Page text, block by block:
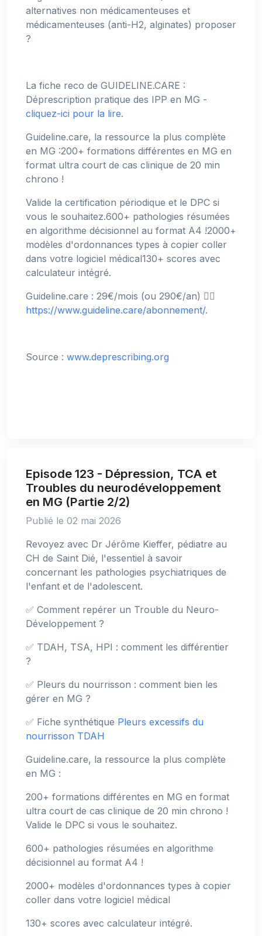
alternatives non médicamenteuses et
médicamenteuses (anti-H2, alginates) proposer
?
La fiche reco de GUIDELINE.CARE :
Déprescription pratique des IPP en MG -
cliquez-ici pour la lire.
Guideline.care, la ressource la plus complète
en MG :200+ formations différentes en MG en
format ultra court de cas clinique de 20 min
chrono !
Valide la certification périodique et le DPC si
vous le souhaitez.600+ pathologies résumées
en algorithme décisionnel au format A4 !2000+
modèles d'ordonnances types à copier coller
dans votre logiciel médical130+ scores avec
calculateur intégré.
Guideline.care : 29€/mois (ou 290€/an) 👉🏻
https://www.guideline.care/abonnement/.
Source : www.deprescribing.org
Episode 123 - Dépression, TCA et
Troubles du neurodéveloppement
en MG (Partie 2/2)
Publié le 02 mai 2026
Revoyez avec Dr Jérôme Kieffer, pédiatre au
CH de Saint Dié, l'essentiel à savoir
concernant les pathologies psychiatriques de
l'enfant et de l'adolescent.
✅ Comment repérer un Trouble du Neuro-
Développement ?
✅ TDAH, TSA, HPI : comment les différentier
?
✅ Pleurs du nourrisson : comment bien les
gérer en MG ?
✅ Fiche synthétique Pleurs excessifs du
nourrisson TDAH
Guideline.care, la ressource la plus complète
en MG :
200+ formations différentes en MG en format
ultra court de cas clinique de 20 min chrono !
Valide le DPC si vous le souhaitez.
600+ pathologies résumées en algorithme
décisionnel au format A4 !
2000+ modèles d'ordonnances types à copier
coller dans votre logiciel médical
130+ scores avec calculateur intégré.